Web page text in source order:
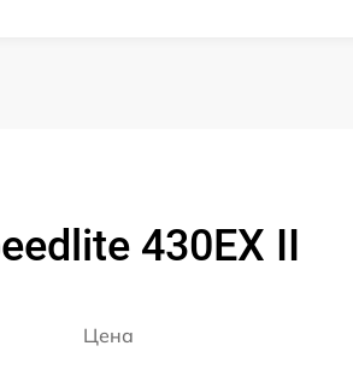
430EX II
Цена